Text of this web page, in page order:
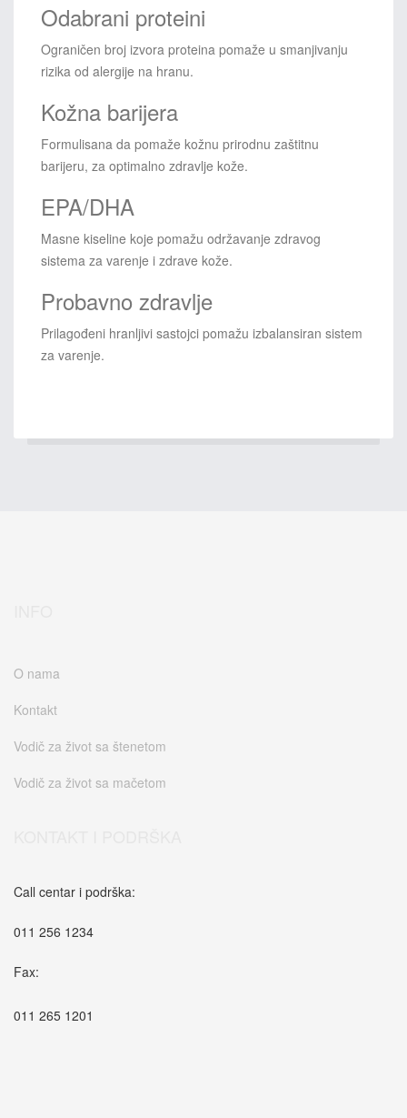
Odabrani proteini
Ograničen broj izvora proteina pomaže u smanjivanju
rizika od alergije na hranu.
Kožna barijera
Formulisana da pomaže kožnu prirodnu zaštitnu
barijeru, za optimalno zdravlje kože.
EPA/DHA
Masne kiseline koje pomažu održavanje zdravog
sistema za varenje i zdrave kože.
Probavno zdravlje
Prilagođeni hranljivi sastojci pomažu izbalansiran sistem
za varenje.
O nama
Kontakt
Vodič za život sa štenetom
Vodič za život sa mačetom
Call centar i podrška:
011 256 1234
Fax:
011 265 1201